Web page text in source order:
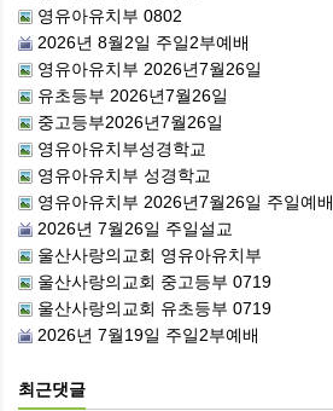
영유아유치부 0802
2026년 8월2일 주일2부예배
영유아유치부 2026년7월26일
유초등부 2026년7월26일
중고등부2026년7월26일
영유아유치부성경학교
영유아유치부 성경학교
영유아유치부 2026년7월26일 주일예배
2026년 7월26일 주일설교
울산사랑의교회 영유아유치부
울산사랑의교회 중고등부 0719
울산사랑의교회 유초등부 0719
2026년 7월19일 주일2부예배
최근댓글